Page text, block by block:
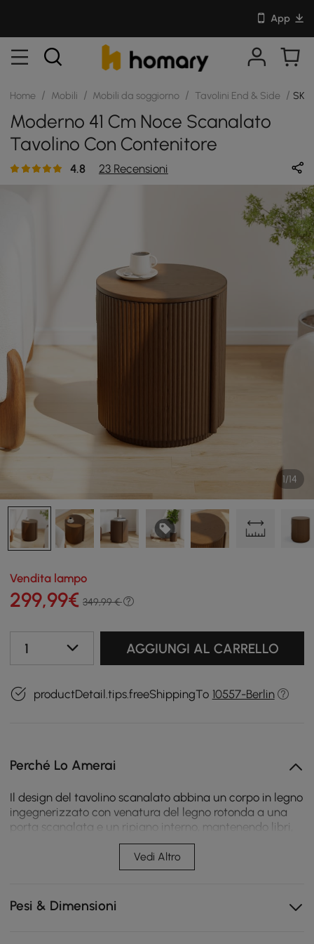
App
Home / Mobili / Mobili da soggiorno / Tavolini End & Side /
Moderno 41 Cm Noce Scanalato
Tavolino Con Contenitore
4.8 23 Recensioni
1/14
Vendita lampo
299,99€ 349,99 €
1 AGGIUNGI AL CARRELLO
productDetail.tips.freeShippingTo 10557-Berlin
Perché Lo Amerai
Il design del tavolino scanalato abbina un corpo in legno
ingegnerizzato con venatura del legno rotonda a una
porta scanalata e un ripiano interno, mantenendo libri,
telecomandi e piccoli oggetti essenziali organizzati
nascosto per telecomandi, libri e oggetti di uso
quotidiano.
Vedi Altro
Pesi & Dimensioni